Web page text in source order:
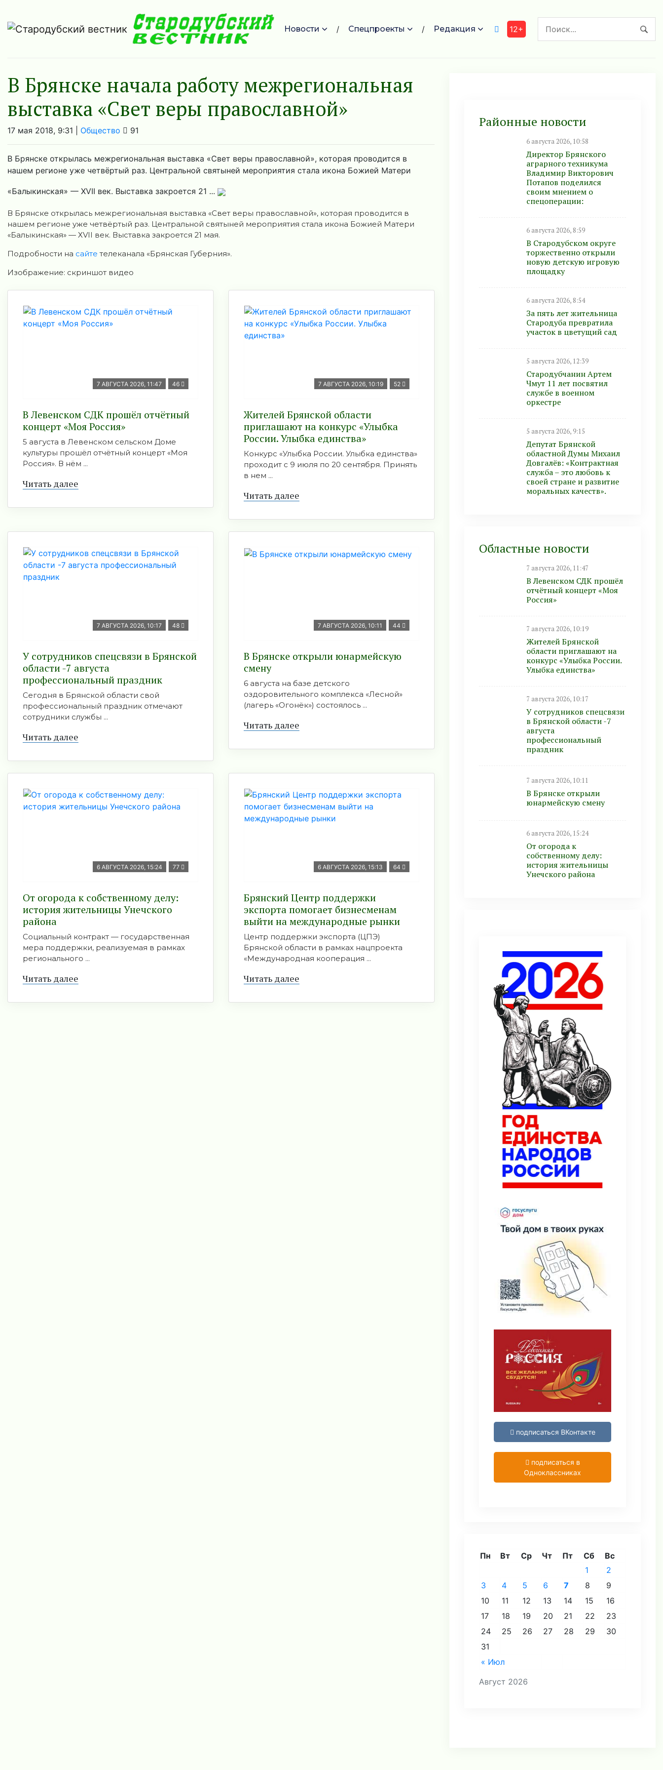
Новости Спецпроекты Редакция 12+
В Брянске начала работу межрегиональная
выставка «Свет веры православной»
17 мая 2018, 9:31 | Общество 91
В Брянске открылась межрегиональная выставка «Свет веры православной», которая проводится в
нашем регионе уже четвёртый раз. Центральной святыней мероприятия стала икона Божией Матери
«Балыкинская» — ХVII век. Выставка закроется 21 ...
В Брянске открылась межрегиональная выставка «Свет веры православной», которая проводится в
нашем регионе уже четвёртый раз. Центральной святыней мероприятия стала икона Божией Матери
«Балыкинская» — ХVII век. Выставка закроется 21 мая.
Подробности на сайте телеканала «Брянская Губерния».
Изображение: скриншот видео
7 АВГУСТА 2026, 11:47 46
В Левенском СДК прошёл отчётный
концерт «Моя Россия»
5 августа в Левенском сельском Доме
культуры прошёл отчётный концерт «Моя
Россия». В нём ...
Читать далее
7 АВГУСТА 2026, 10:19 52
Жителей Брянской области
приглашают на конкурс «Улыбка
России. Улыбка единства»
Конкурс «Улыбка России. Улыбка единства»
проходит с 9 июля по 20 сентября. Принять
в нем ...
Читать далее
7 АВГУСТА 2026, 10:17 48
У сотрудников спецсвязи в Брянской
области -7 августа
профессиональный праздник
Сегодня в Брянской области свой
профессиональный праздник отмечают
сотрудники службы ...
Читать далее
7 АВГУСТА 2026, 10:11 44
В Брянске открыли юнармейскую
смену
6 августа на базе детского
оздоровительного комплекса «Лесной»
(лагерь «Огонёк») состоялось ...
Читать далее
6 АВГУСТА 2026, 15:24 77
От огорода к собственному делу:
история жительницы Унечского
района
Социальный контракт — государственная
мера поддержки, реализуемая в рамках
регионального ...
Читать далее
6 АВГУСТА 2026, 15:13 64
Брянский Центр поддержки
экспорта помогает бизнесменам
выйти на международные рынки
Центр поддержки экспорта (ЦПЭ)
Брянской области в рамках нацпроекта
«Международная кооперация ...
Читать далее
Районные новости
6 августа 2026, 10:58
Директор Брянского
аграрного техникума
Владимир Викторович
Потапов поделился
своим мнением о
спецоперации:
6 августа 2026, 8:59
В Стародубском округе
торжественно открыли
новую детскую игровую
площадку
6 августа 2026, 8:54
За пять лет жительница
Стародуба превратила
участок в цветущий сад
5 августа 2026, 12:39
Стародубчанин Артем
Чмут 11 лет посвятил
службе в военном
оркестре
5 августа 2026, 9:15
Депутат Брянской
областной Думы Михаил
Довгалёв: «Контрактная
служба – это любовь к
своей стране и развитие
моральных качеств».
Областные новости
7 августа 2026, 11:47
В Левенском СДК прошёл
отчётный концерт «Моя
Россия»
7 августа 2026, 10:19
Жителей Брянской
области приглашают на
конкурс «Улыбка России.
Улыбка единства»
7 августа 2026, 10:17
У сотрудников спецсвязи
в Брянской области -7
августа
профессиональный
праздник
7 августа 2026, 10:11
В Брянске открыли
юнармейскую смену
6 августа 2026, 15:24
От огорода к
собственному делу:
история жительницы
Унечского района
подписаться ВКонтакте
подписаться в
Одноклассниках
Август 2026
Пн Вт Ср Чт Пт Сб Вс
« Июл
1
2
3
4 5 6 7 8
9
10
11 12 13 14 15
16
17
18 19 20 21 22
23
24
25 26 27 28 29
30
31